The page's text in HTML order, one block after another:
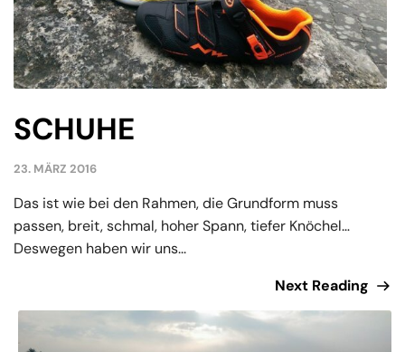
SCHUHE
23. MÄRZ 2016
Das ist wie bei den Rahmen, die Grundform muss
passen, breit, schmal, hoher Spann, tiefer Knöchel…
Deswegen haben wir uns...
Next Reading